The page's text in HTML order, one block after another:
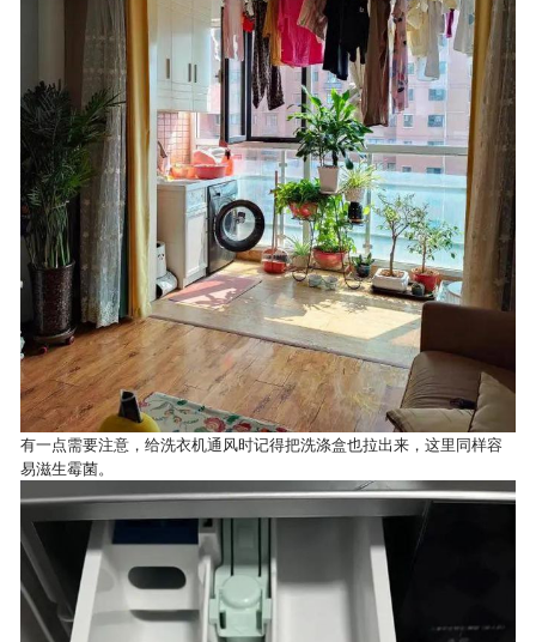
有一点需要注意，给洗衣机通风时记得把洗涤盒也拉出来，这里同样容
易滋生霉菌。